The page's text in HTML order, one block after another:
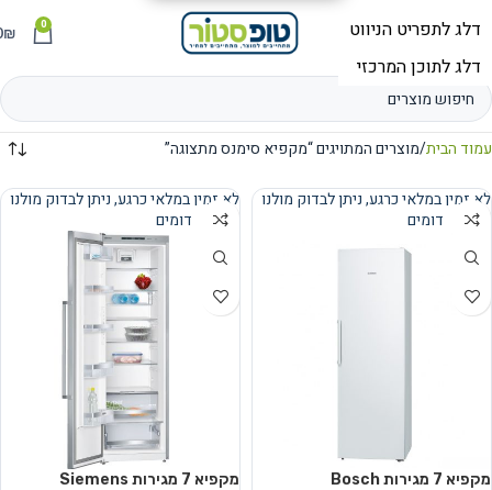
תפריט 0
₪
עמוד הבית מוצרים המתויגים “מקפיא סימנס מתצוגה”
נמכר
לא זמין במלאי כרגע, ניתן לבדוק מולנו
מוצרים דומים
מקפיא 7 מגירות Bosch
נמכר
לא זמין במלאי כרגע, ניתן לבדוק מולנו
מוצרים דומים
מקפיא 7 מגירות Siemens